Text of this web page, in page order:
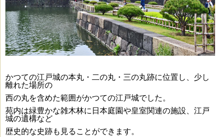
かつての江戸城の本丸・二の丸・三の丸跡に位置し、少し
離れた場所の
西の丸を含めた範囲がかつての江戸城でした。
苑内は緑豊かな雑木林に日本庭園や皇室関連の施設、江戸
城の遺構など
歴史的な史跡も見ることができます。